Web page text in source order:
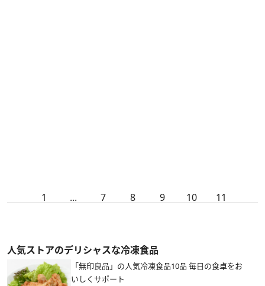
1 ... 7 8 9 10 11
人気ストアのデリシャスな冷凍食品
「無印良品」の人気冷凍食品10品 毎日の食卓をお
いしくサポート